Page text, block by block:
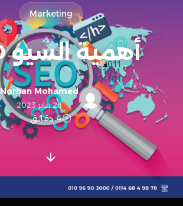
Marketing
أهمية السيو SEO
Norhan Mohamed
26 يناير 2023
4 دقائق